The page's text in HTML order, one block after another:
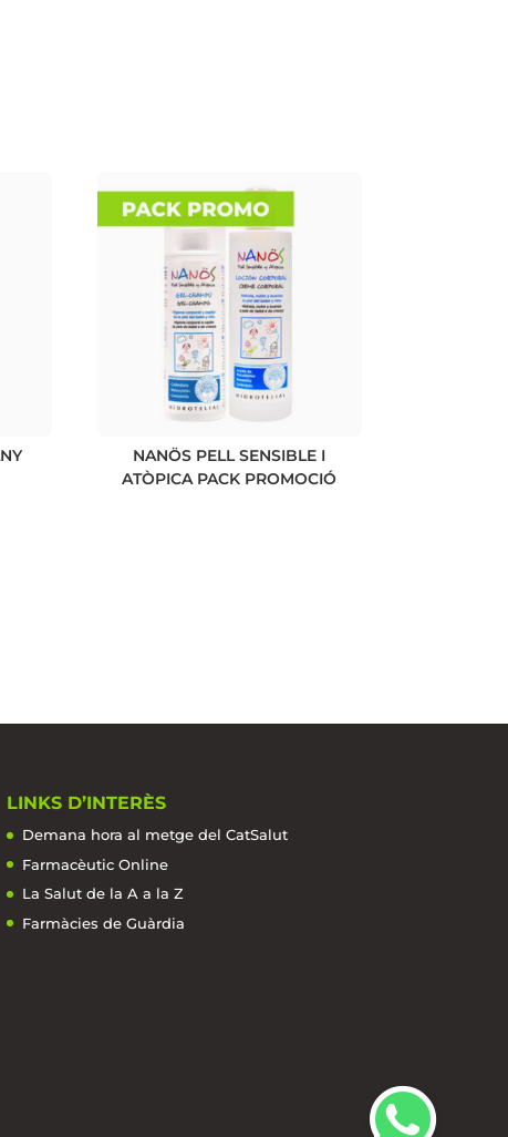
NANÖS PELL SENSIBLE I
ATÒPICA PACK PROMOCIÓ
LINKS D’INTERÈS
Demana hora al metge del CatSalut
Farmacèutic Online
La Salut de la A a la Z
Farmàcies de Guàrdia